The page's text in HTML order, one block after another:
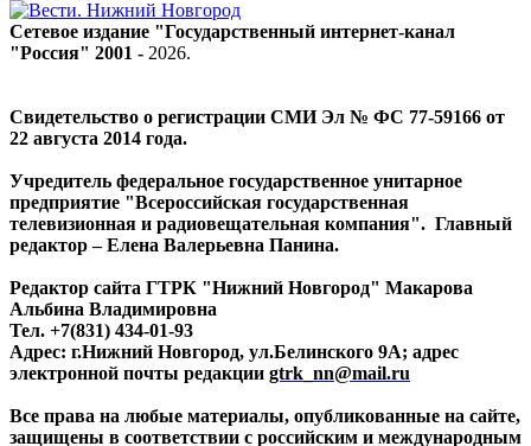
Сетевое издание "Государственный интернет-канал
"Россия" 2001 - 2026.
Свидетельство о регистрации СМИ Эл № ФС 77-59166 от
22 августа 2014 года.
Учредитель федеральное государственное унитарное
предприятие "Всероссийская государственная
телевизионная и радиовещательная компания". Главный
редактор – Елена Валерьевна Панина.
Редактор сайта ГТРК "Нижний Новгород" Макарова
Альбина Владимировна
Тел. +7(831) 434-01-93
Адрес: г.Нижний Новгород, ул.Белинского 9А; адрес
электронной почты редакции gtrk_nn@mail.ru
Все права на любые материалы, опубликованные на сайте,
защищены в соответствии с российским и международным